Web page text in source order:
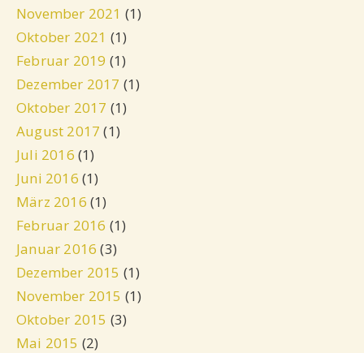
November 2021 (1)
Oktober 2021 (1)
Februar 2019 (1)
Dezember 2017 (1)
Oktober 2017 (1)
August 2017 (1)
Juli 2016 (1)
Juni 2016 (1)
März 2016 (1)
Februar 2016 (1)
Januar 2016 (3)
Dezember 2015 (1)
November 2015 (1)
Oktober 2015 (3)
Mai 2015 (2)